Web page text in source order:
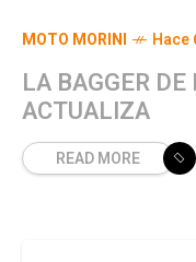
MOTO MORINI Hace
LA BAGGER
ACTUALIZA
READ MORE